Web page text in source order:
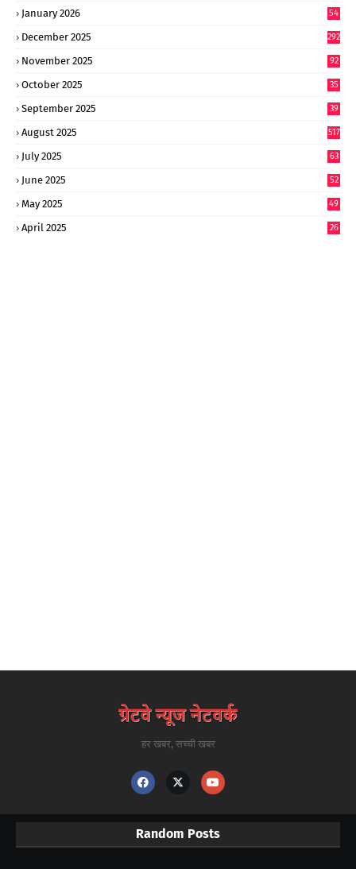
January 2026
54
December 2025 292
November 2025 92
October 2025 35
September 2025
39
August 2025 517
July 2025
63
June 2025
52
May 2025
49
April 2025 26
हर खबर, सच्ची खबर
Random Posts